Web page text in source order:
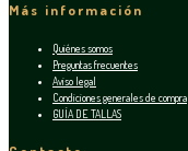
Más información
Quiénes somos
Preguntas frecuentes
Aviso legal
Condiciones generales de compra
GUÍA DE TALLAS